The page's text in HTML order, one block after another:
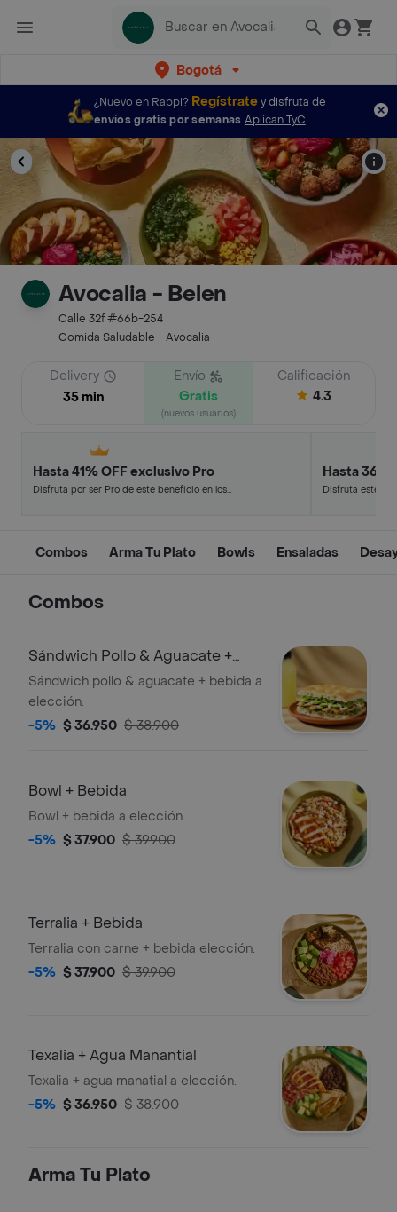
Bogotá
¿Nuevo en Rappi? Regístratey disfruta de
envíos gratis por semanas Aplican TyC
Avocalia - Belen
Calle 32f #66b-254
Comida Saludable - Avocalia
Delivery
35 min
Envío
Gratis
(nuevos usuarios)
Calificación
4.3
Hasta 41% OFF exclusivo Pro
Disfruta por ser Pro de este beneficio en los
Hasta 36%
Disfruta este
Combos Arma Tu Plato Bowls Ensaladas
Combos
Sándwich Pollo & Aguacate +
Bebida
Sándwich pollo & aguacate + bebida a
elección.
-5% $ 36.950 $ 38.900
Bowl + Bebida
Bowl + bebida a elección.
-5% $ 37.900 $ 39.900
Terralia + Bebida
Terralia con carne + bebida elección.
-5% $ 37.900 $ 39.900
Texalia + Agua Manantial
Texalia + agua manatial a elección.
-5% $ 36.950 $ 38.900
Arma Tu Plato